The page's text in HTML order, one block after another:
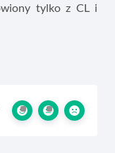
tylko z CL i